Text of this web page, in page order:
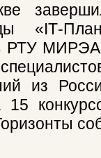
РТУ МИРЭА.
из
15